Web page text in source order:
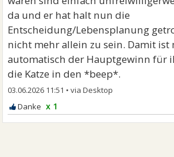
da und er hat halt nun die
Entscheidung/Lebensplanung
nicht mehr allein zu sein. Damit ist
automatisch der Hauptgewinn für
die Katze in den *beep*.
03.06.2026 11:51 •
x 1